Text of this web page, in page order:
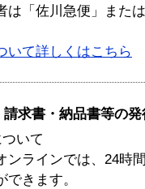
は「佐川急便」また
いて詳しくはこちら
請求書・納品書等の
いて
ンラインでは、24時
できます。